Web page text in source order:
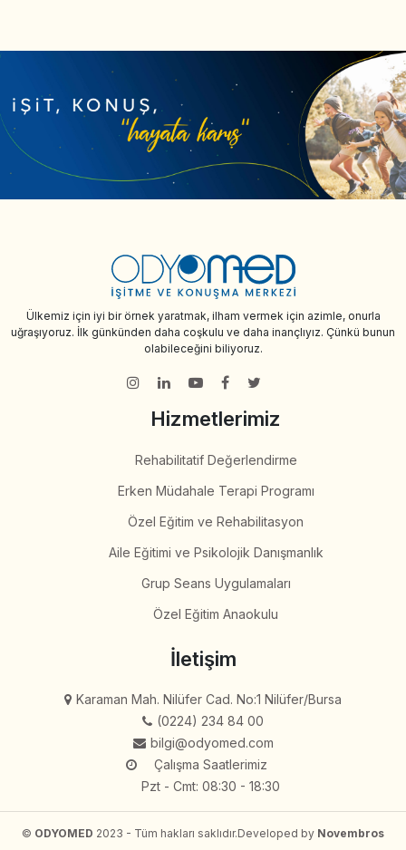
Ülkemiz için iyi bir örnek yaratmak, ilham vermek için azimle, onurla
uğraşıyoruz. İlk günkünden daha coşkulu ve daha inançlıyız. Çünkü bunun
olabileceğini biliyoruz.
Hizmetlerimiz
İletişim
(0224) 234 84 00
bilgi@odyomed.com
Çalışma Saatlerimiz
Pzt - Cmt: 08:30 - 18:30